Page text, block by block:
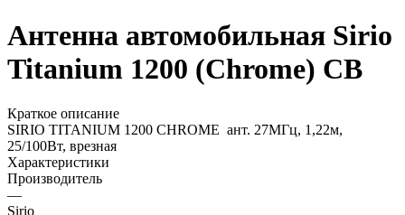
Антенна автомобильная Sirio
Titanium 1200 (Chrome) CB
Краткое описание
SIRIO TITANIUM 1200 CHROME ант. 27МГц, 1,22м,
25/100Вт, врезная
Характеристики
Производитель
—
Sirio